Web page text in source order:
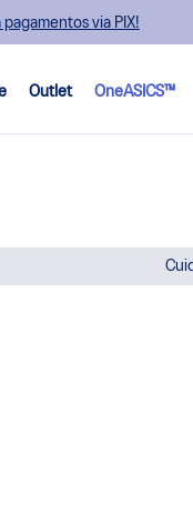
via PIX!
Outlet OneASICS™